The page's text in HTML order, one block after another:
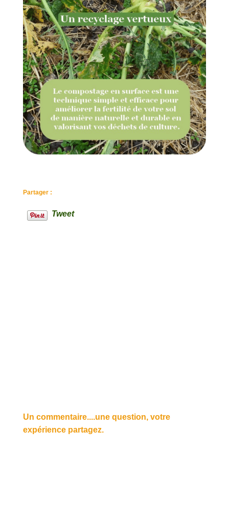
Partager :
Tweet
Un commentaire....une question, votre
expérience partagez.